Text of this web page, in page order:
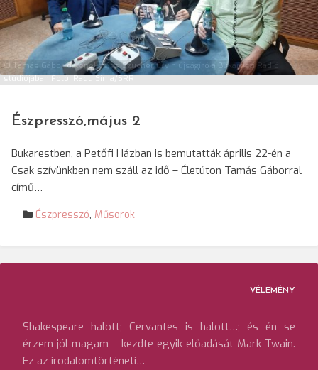
© Tamás Gábor dalénekes és Szucher Ervin újságíró a Bukaresti Rádió
stúdiójában Fotó: Radu Sima/SRR
Észpresszó,május 2
Bukarestben, a Petőfi Házban is bemutatták április 22-én a
Csak szívünkben nem száll az idő – Életúton Tamás Gáborral
című…
Észpresszó, Műsorok
VÉLEMÉNY
Shakespeare halott; Cervantes is halott…; és én se
érzem jól magam – kezdte egyik előadását Mark Twain.
Ez az irodalomtörténeti…